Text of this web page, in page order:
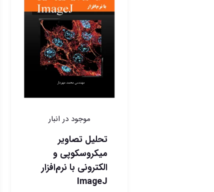
موجود در انبار
تحلیل تصاویر
میکروسکوپی و
الکترونی با نرم‌افزار
ImageJ